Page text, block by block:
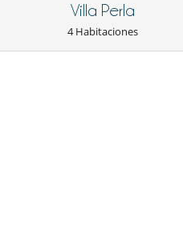
Villa Perla
4 Habitaciones